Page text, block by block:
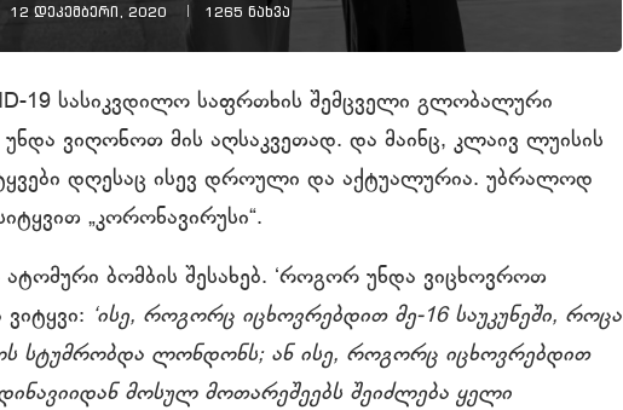
12 დეკემბერი, 2020 1265 ნახვა
19 სასიკვდილო საფრთხის შემცველი გლობალური
ვიღონოთ მის აღსაკვეთად. და მაინც, კლაივ ლუისის
დღესაც ისევ დროული და აქტუალურია. უბრალოდ
„კორონავირუსი“.
ბომბის შესახებ. ‘როგორ უნდა ვიცხოვროთ
‘ისე, როგორც იცხოვრებდით მე-16 საუკუნეში, როცა
სტუმრობდა ლონდონს; ან ისე, როგორც იცხოვრებდით
მოსულ მოთარეშეებს შეიძლება ყელი